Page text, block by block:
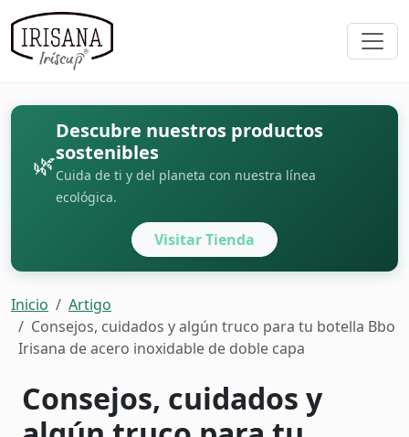
🌿
Descubre nuestros productos
sostenibles
Cuida de ti y del planeta con nuestra línea
ecológica.
Visitar Tienda
Inicio
Artigo
Consejos, cuidados y algún truco para tu botella Bbo
Irisana de acero inoxidable de doble capa
Consejos, cuidados y